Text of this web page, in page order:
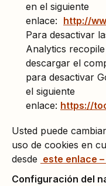
en el siguiente
enlace: http://
Para desactivar
Analytics
descargar el
para desactivar
el siguiente
enlace: https://
Usted puede
uso de cookies en
desde este enlace
Configuración del